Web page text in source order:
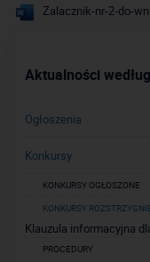
Zalacznik-nr-2-do-
Aktualności
Ogłoszenia
Konkursy
KONKURSY OGŁOSZONE
KONKURSY
Klauzula informacyjna
PROCEDURY